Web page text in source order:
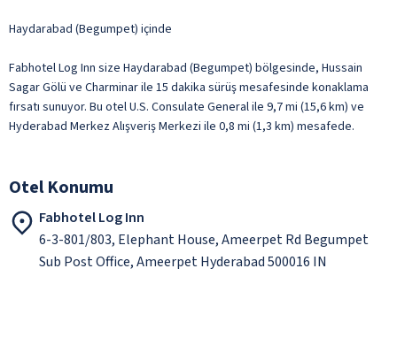
Haydarabad (Begumpet) içinde
Fabhotel Log Inn size Haydarabad (Begumpet) bölgesinde, Hussain
Sagar Gölü ve Charminar ile 15 dakika sürüş mesafesinde konaklama
fırsatı sunuyor. Bu otel U.S. Consulate General ile 9,7 mi (15,6 km) ve
Hyderabad Merkez Alışveriş Merkezi ile 0,8 mi (1,3 km) mesafede.
Otel Konumu
Fabhotel Log Inn
6-3-801/803, Elephant House, Ameerpet Rd Begumpet
Sub Post Office, Ameerpet Hyderabad 500016 IN